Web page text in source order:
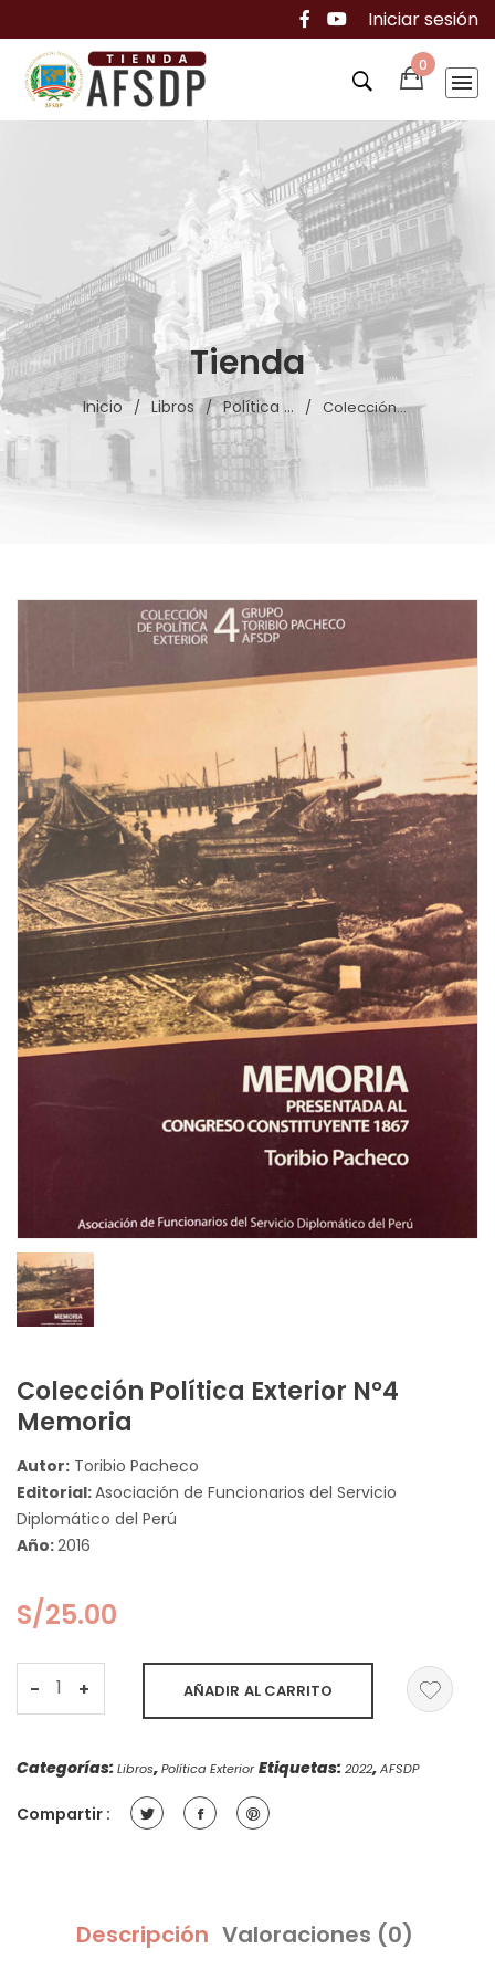
Iniciar sesión
0
Tienda
Inicio / Libros / Política ... / Colección...
Colección Política Exterior N°4
Memoria
Autor: Toribio Pacheco
Editorial:Asociación de Funcionarios del Servicio
Diplomático del Perú
Año:2016
S/25.00
-
Colección
Memoria
+ AÑADIR AL CARRITO
Categorías:Libros,Política Exterior Etiquetas:2022,AFSDP
Compartir :
Descripción Valoraciones (0)